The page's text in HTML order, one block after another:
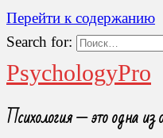
Перейти к содержанию
Search for:
PsychologyPro
Психология — это одна из